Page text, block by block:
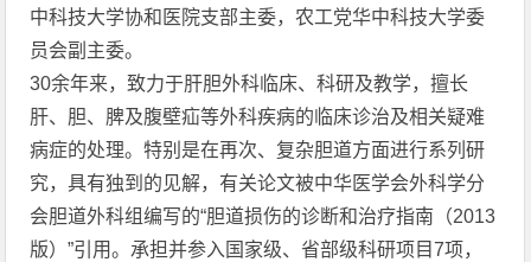
中科技大学协和医院支部主委，农工党华中科技大学委
员会副主委。
30余年来，致力于肝胆外科临床、科研及教学，擅长
肝、胆、脾及腹壁疝等外科疾病的临床诊治及相关疑难
病症的处理。特别是在再次、复杂胆道方面进行系列研
究，具有独到的见解，有关论文被中华医学会外科学分
会胆道外科组编写的“胆道损伤的诊断和治疗指南（2013
版）”引用。承担并参入国家级、省部级科研项目7项，